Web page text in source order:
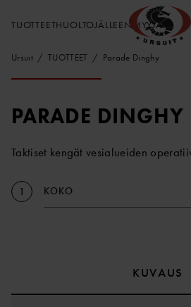
TUOTTEETHUOLTOJÄLLEENMYYJÄT
Ursuit TUOTTEET Parade Dinghy
PARADE DINGHY
Taktiset kengät vesialueiden
1 KOKO
KUVAUS